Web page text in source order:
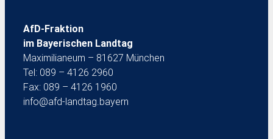
AfD-Fraktion
im Bayerischen Landtag
Maximilianeum – 81627 München
Tel: 089 – 4126 2960
Fax: 089 – 4126 1960
info@afd-landtag.bayern